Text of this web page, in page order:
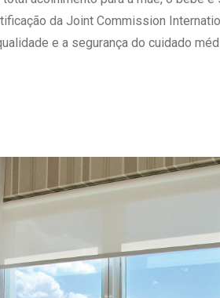
Quem
da Joint Commission
e a segurança do cuidado